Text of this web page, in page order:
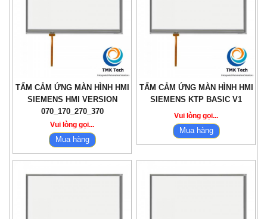
TẤM CẢM ỨNG MÀN HÌNH HMI
SIEMENS HMI VERSION
070_170_270_370
Vui lòng gọi...
Mua hàng
TẤM CẢM ỨNG MÀN HÌNH HMI
SIEMENS KTP BASIC V1
Vui lòng gọi...
Mua hàng